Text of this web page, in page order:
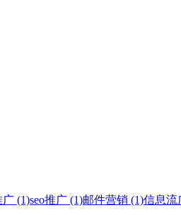
(1)seo推广 (1)邮件营销 (1)信息流